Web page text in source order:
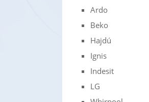
Ardo
Beko
Hajdú
Ignis
Indesit
LG